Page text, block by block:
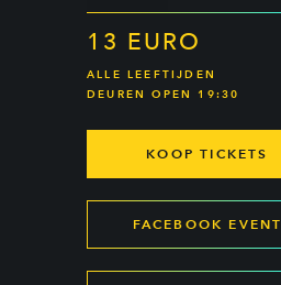
13 EURO
ALLE LEEFTIJDEN
DEUREN OPEN 19:30
KOOP TICKETS
FACEBOOK EVENT